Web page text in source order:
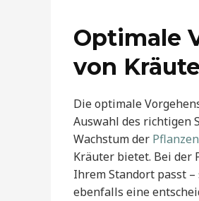
Optimale
von
Die optimale
Auswahl des richtigen
Wachstum der Pflanzen
Kräuter bietet. Bei der
Ihrem Standort passt
ebenfalls eine